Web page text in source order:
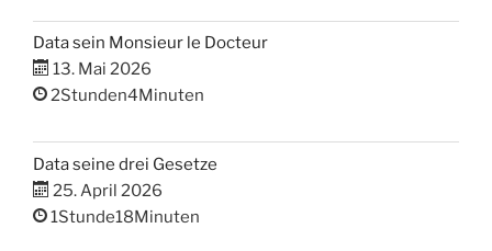
Data sein Monsieur le Docteur
13. Mai 2026
2Stunden4Minuten
Data seine drei Gesetze
25. April 2026
1Stunde18Minuten